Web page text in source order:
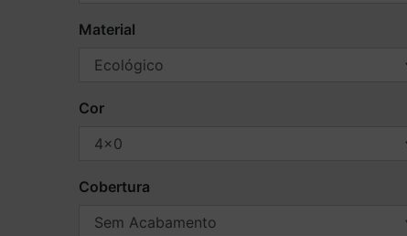
Material
Cor
Cobertura